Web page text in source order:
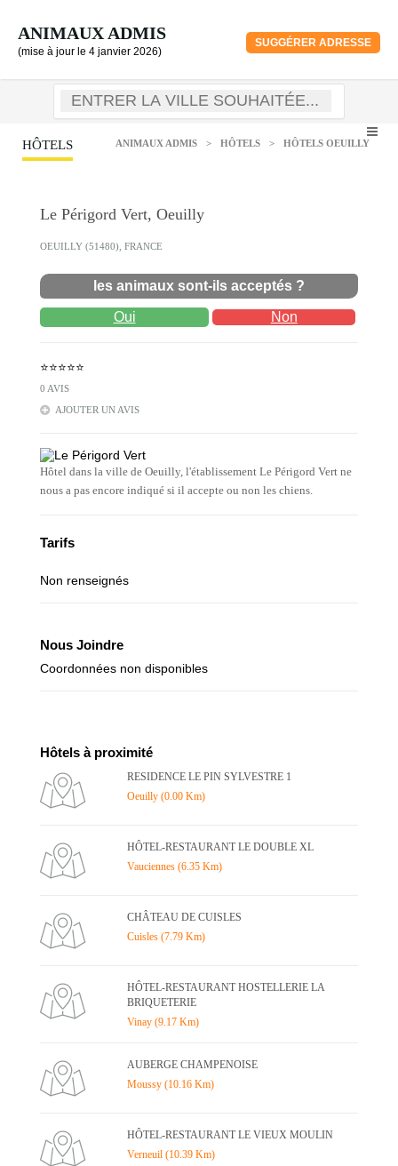
ANIMAUX ADMIS
(mise à jour le 4 janvier 2026)
SUGGÉRER ADRESSE
HÔTELS ANIMAUX ADMIS > HÔTELS > HÔTELS OEUILLY
Le Périgord Vert, Oeuilly
OEUILLY (51480), FRANCE
les animaux sont-ils acceptés ?
Oui Non
⭐⭐⭐⭐⭐
0 AVIS
AJOUTER UN AVIS
Hôtel dans la ville de Oeuilly, l'établissement Le Périgord Vert ne
nous a pas encore indiqué si il accepte ou non les chiens.
Tarifs
Non renseignés
Nous Joindre
Coordonnées non disponibles
Hôtels à proximité
RESIDENCE LE PIN SYLVESTRE 1
Oeuilly (0.00 Km)
HÔTEL-RESTAURANT LE DOUBLE XL
Vauciennes (6.35 Km)
CHÂTEAU DE CUISLES
Cuisles (7.79 Km)
HÔTEL-RESTAURANT HOSTELLERIE LA
BRIQUETERIE
Vinay (9.17 Km)
AUBERGE CHAMPENOISE
Moussy (10.16 Km)
HÔTEL-RESTAURANT LE VIEUX MOULIN
Verneuil (10.39 Km)